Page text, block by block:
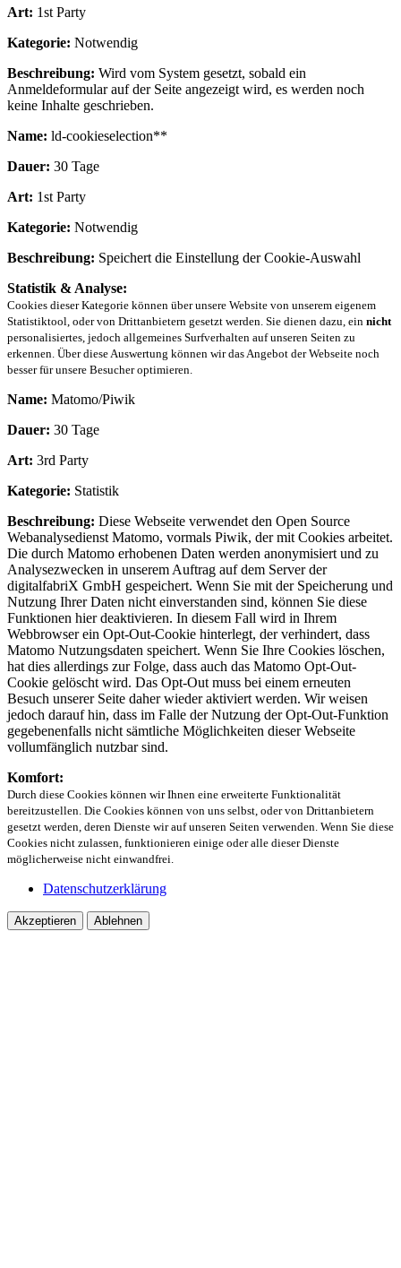
Art: 1st Party
Kategorie: Notwendig
Beschreibung: Wird vom System gesetzt, sobald ein
Anmeldeformular auf der Seite angezeigt wird, es werden noch
keine Inhalte geschrieben.
Name: ld-cookieselection**
Dauer: 30 Tage
Art: 1st Party
Kategorie: Notwendig
Beschreibung: Speichert die Einstellung der Cookie-Auswahl
Statistik & Analyse:
Cookies dieser Kategorie können über unsere Website von unserem eigenem
Statistiktool, oder von Drittanbietern gesetzt werden. Sie dienen dazu, ein nicht
personalisiertes, jedoch allgemeines Surfverhalten auf unseren Seiten zu
erkennen. Über diese Auswertung können wir das Angebot der Webseite noch
besser für unsere Besucher optimieren.
Name: Matomo/Piwik
Dauer: 30 Tage
Art: 3rd Party
Kategorie: Statistik
Beschreibung: Diese Webseite verwendet den Open Source
Webanalysedienst Matomo, vormals Piwik, der mit Cookies arbeitet.
Die durch Matomo erhobenen Daten werden anonymisiert und zu
Analysezwecken in unserem Auftrag auf dem Server der
digitalfabriX GmbH gespeichert. Wenn Sie mit der Speicherung und
Nutzung Ihrer Daten nicht einverstanden sind, können Sie diese
Funktionen hier deaktivieren. In diesem Fall wird in Ihrem
Webbrowser ein Opt-Out-Cookie hinterlegt, der verhindert, dass
Matomo Nutzungsdaten speichert. Wenn Sie Ihre Cookies löschen,
hat dies allerdings zur Folge, dass auch das Matomo Opt-Out-
Cookie gelöscht wird. Das Opt-Out muss bei einem erneuten
Besuch unserer Seite daher wieder aktiviert werden. Wir weisen
jedoch darauf hin, dass im Falle der Nutzung der Opt-Out-Funktion
gegebenenfalls nicht sämtliche Möglichkeiten dieser Webseite
vollumfänglich nutzbar sind.
Komfort:
Durch diese Cookies können wir Ihnen eine erweiterte Funktionalität
bereitzustellen. Die Cookies können von uns selbst, oder von Drittanbietern
gesetzt werden, deren Dienste wir auf unseren Seiten verwenden. Wenn Sie diese
Cookies nicht zulassen, funktionieren einige oder alle dieser Dienste
möglicherweise nicht einwandfrei.
Datenschutzerklärung
Akzeptieren Ablehnen